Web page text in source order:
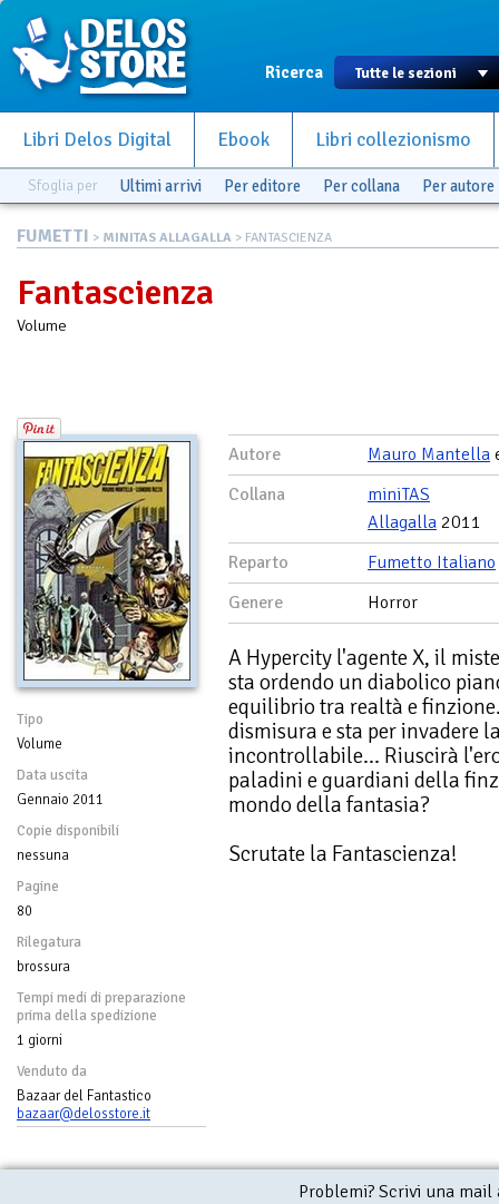
Ricerca
Libri Delos Digital Ebook Libri collezionismo
Sfoglia per Ultimi arrivi Per editore Per collana Per autore
FUMETTI > MINITAS ALLAGALLA > FANTASCIENZA
Fantascienza
Volume
Tipo
Volume
Data uscita
Gennaio 2011
Copie disponibili
nessuna
Pagine
80
Rilegatura
brossura
Tempi medi di preparazione
prima della spedizione
1 giorni
Venduto da
Bazaar del Fantastico
bazaar@delosstore.it
Autore Mauro Mantella
Collana
miniTAS
Allagalla 2011
Reparto
Fumetto Italiano
Genere
Horror
A Hypercity l'agente X, il
sta ordendo un diabolico
equilibrio tra realtà e
dismisura e sta per invadere
incontrollabile... Riuscirà
paladini e guardiani della
mondo della fantasia?
Scrutate la Fantascienza!
Problemi? Scrivi una